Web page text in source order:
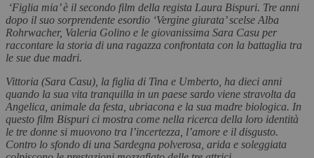
‘Figlia mia’ è il secondo film della regista Laura Bispuri. Tre anni
dopo il suo sorprendente esordio ‘Vergine giurata’ scelse Alba
Rohrwacher, Valeria Golino e le giovanissima Sara Casu per
raccontare la storia di una ragazza confrontata con la battaglia tra
le sue due madri.
Vittoria (Sara Casu), la figlia di Tina e Umberto, ha dieci anni
quando la sua vita tranquilla in un paese sardo viene stravolta da
Angelica, animale da festa, ubriacona e la sua madre biologica. In
questo film Bispuri ci mostra come nella ricerca della loro identità
le tre donne si muovono tra l’incertezza, l’amore e il disgusto.
Contro lo sfondo di una Sardegna polverosa, arida e soleggiata